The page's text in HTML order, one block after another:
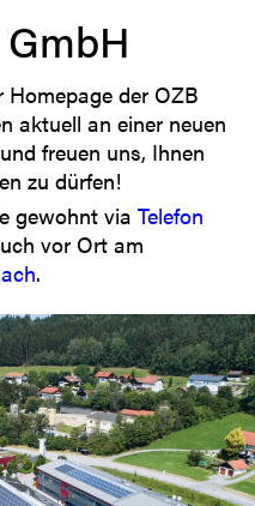
der OZB
aktuell an einer neuen
freuen uns, Ihnen
zu dürfen!
gewohnt via Telefon
vor Ort am
.